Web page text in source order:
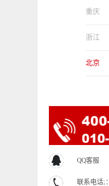
重庆
浙江
北京
QQ客服
联系电话;：